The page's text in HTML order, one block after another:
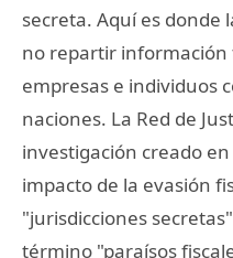
secreta. Aquí es donde
no repartir información
empresas e individuos
naciones. La Red de
investigación creado
impacto de la evasión
"jurisdicciones
término "paraísos